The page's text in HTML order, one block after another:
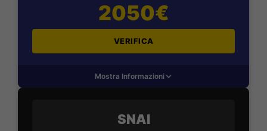
2050€
VERIFICA
Mostra Informazioni
SNAI